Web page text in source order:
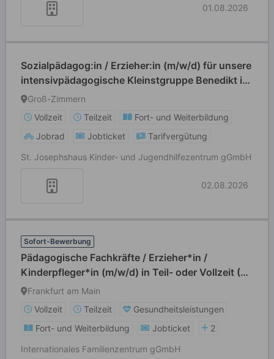
01.08.2026
Sozialpädagog:in / Erzieher:in (m/w/d) für unsere
intensivpädagogische Kleinstgruppe Benedikt in
Michelstadt
Groß-Zimmern
Vollzeit
Teilzeit
Fort- und Weiterbildung
Jobrad
Jobticket
Tarifvergütung
St. Josephshaus Kinder- und Jugendhilfezentrum gGmbH
02.08.2026
Sofort-Bewerbung
Pädagogische Fachkräfte / Erzieher*in /
Kinderpfleger*in (m/w/d) in Teil- oder Vollzeit (39
Std./Wo)
Frankfurt am Main
Vollzeit
Teilzeit
Gesundheitsleistungen
Fort- und Weiterbildung
Jobticket
2
Internationales Familienzentrum gGmbH